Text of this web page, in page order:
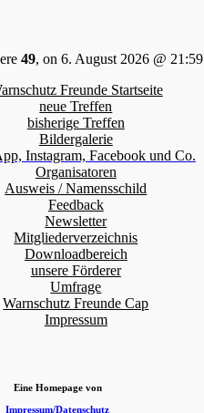
49, on 6. August 2026 @ 21:59
Freunde Startseite
neue Treffen
bisherige Treffen
Bildergalerie
Instagram, Facebook und Co.
Organisatoren
Ausweis / Namensschild
Feedback
Newsletter
Mitgliederverzeichnis
Downloadbereich
unsere Förderer
Umfrage
Warnschutz Freunde Cap
Impressum
Eine Homepage von
Impressum/Datenschutz